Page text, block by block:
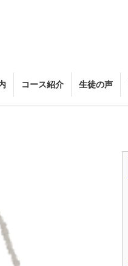
コース紹介 生徒の声